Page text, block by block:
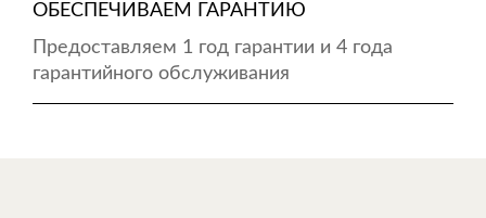
ОБЕСПЕЧИВАЕМ ГАРАНТИЮ
Предоставляем 1 год гарантии и 4 года
гарантийного обслуживания